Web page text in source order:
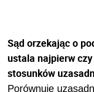
Sąd orzekając o
ustala najpierw
stosunków
Porównuje